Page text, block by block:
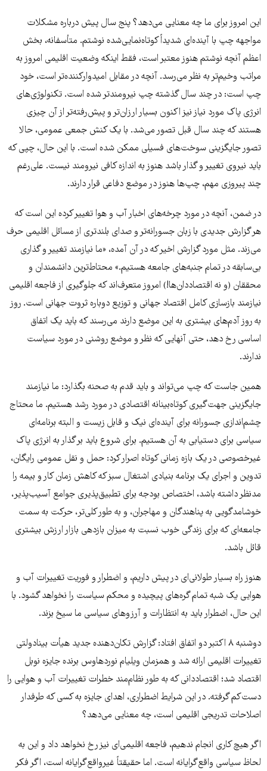
این امروز برای ما چه معنایی می‌دهد؟ پنج سال پیش درباره مشکلات
مواجهه چپ با آینده‌ای شدیداً کوتاه‌نمایی‌شده نوشتم. متأسفانه، بخش
اعظم آنچه نوشتم هنوز معتبر است، فقط اینکه وضعیت اقلیمی امروز به
مراتب وخیم‌تر به نظر می‌رسد. آنچه در مقابل امیدوارکننده‌تر است، خود
چپ است: در چند سال گذشته چپ نیرومندتر شده است. تکنولوژی‌های
انرژی پاک مورد نیاز نیز اکنون بسیار ارزان‌تر و پیش‌رفته‌تر از آن چیزی
هستند که چند سال قبل تصور می‌شد. با یک کنش جمعی عمومی، حالا
تصور جایگزینی سوخت‌های فسیلی ممکن شده است. با این حال، چپی که
باید نیروی تغییر و گذار باشد هنوز به اندازه کافی نیرومند نیست. علی‌رغم
چند پیروزی مهم، چپ‌ها هنوز در موضع دفاعی قرار دارند.
در ضمن، آنچه در مورد چرخه‌های اخبار آب و هوا تغییر کرده این است که
هر گزارش جدیدی با زبان جسورانه‌تر و صدای بلندتری از مسائل اقلیمی حرف
می‌زند. مثل مورد گزارش اخیر که در آن آمده، «ما نیازمند تغییر و گذاری
بی‌سابقه در تمام جنبه‌های جامعه هستیم.» محتاط‌ترین دانشمندان و
محققان (و نه اقتصاددان‌ها!) امروز متعرف‌اند که جلوگیری از فاجعه اقلیمی
نیازمند بازسازی کامل اقتصاد جهانی و توزیع دوباره ثروت جهانی است. روز
به روز آدم‌های بیشتری به این موضع دارند می‌رسند که باید یک اتفاق
اساسی رخ دهد، حتی آنهایی که نظر و موضع روشنی در مورد سیاست
ندارند.
همین جاست که چپ می‌تواند و باید قدم به صحنه بگذارد: ما نیازمند
جایگزینی جهت‌گیری کوتاه‌بینانه اقتصادی در مورد رشد هستیم. ما محتاج
چشم‌اندازی جسورانه برای آینده‌ای نیک و قابل زیست و البته برنامه‌ای
سیاسی برای دستیابی به آن هستیم. برای شروع باید بر گذار به انرژی پاک
غیرخصوصی در یک بازه زمانی کوتاه اصرار کرد: حمل و نقل عمومی رایگان،
تدوین و اجرای یک برنامه بنیادی اشتغال سبز که کاهش زمان کار و بیمه را
مدنظر داشته باشد، اختصاص بودجه برای تطبیق‌پذیری جوامع آسیب‌پذیر،
خوشامدگویی به پناهندگان و مهاجران، و به طور کلی‌تر، حرکت به سمت
جامعه‌ای که برای زندگی خوب نسبت به میزان بازدهی بازار ارزش بیشتری
قائل باشد.
هنوز راه بسیار طولانی‌ای در پیش داریم، و اضطرار و فوریت تغییرات آب و
هوایی یک شبه تمام گره‌های پیچیده و محکم سیاست را نخواهد گشود. با
این حال، اضطرار باید به انتظارات و آرزوهای سیاسی ما سیخ بزند.
دوشنبه ۸ اکتبر دو اتفاق افتاد: گزارش تکان‌دهنده جدید هیأت بینادولتی
تغییرات اقلیمی ارائه شد و همزمان ویلیام نوردهاوس برنده جایزه نوبل
اقتصاد شد؛ اقتصاددانی که به طور نظام‌مند خطرات تغییرات آب و هوایی را
دست‌کم گرفته. در این شرایط اضطراری، اهدای جایزه به کسی که طرفدار
اصلاحات تدریجی اقلیمی است، چه معنایی می‌دهد؟
اگر هیچ کاری انجام ندهیم، فاجعه اقلیمی‌ای نیز رخ نخواهد داد و این به
لحاظ سیاسی واقع‌گرایانه است. اما حقیقتاً غیرواقع‌گرایانه است، اگر فکر